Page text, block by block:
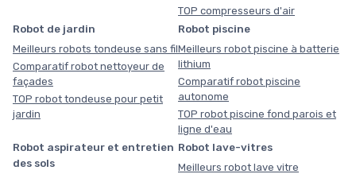
TOP compresseurs d'air
Robot de jardin
Meilleurs robots tondeuse sans fil
Comparatif robot nettoyeur de
façades
TOP robot tondeuse pour petit
jardin
Robot piscine
Meilleurs robot piscine à batterie
lithium
Comparatif robot piscine
autonome
TOP robot piscine fond parois et
ligne d'eau
Robot aspirateur et entretien
des sols
Robot lave-vitres
Meilleurs robot lave vitre